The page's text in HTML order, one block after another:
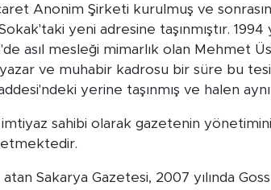
Anonim Şirketi kurulmuş ve
yeni adresine taşınmıştır. 1994
asıl mesleği mimarlık olan Mehmet
yazar ve muhabir kadrosu bir süre bu
yerine taşınmış ve halen
imtiyaz sahibi olarak gazetenin
etmektedir.
Sakarya Gazetesi, 2007 yılında